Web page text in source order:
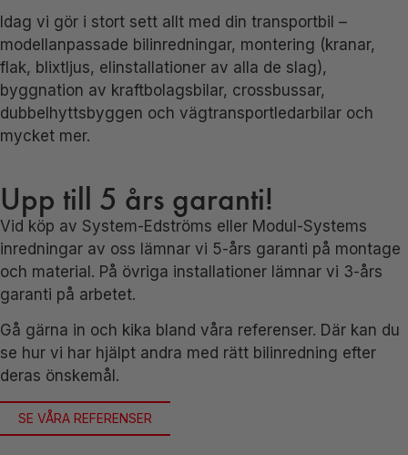
Idag vi gör i stort sett allt med din transportbil –
modellanpassade bilinredningar, montering (kranar,
flak, blixtljus, elinstallationer av alla de slag),
byggnation av kraftbolagsbilar, crossbussar,
dubbelhyttsbyggen och vägtransportledarbilar och
mycket mer.
Upp till 5 års garanti!
Vid köp av System-Edströms eller Modul-Systems
inredningar av oss lämnar vi 5-års garanti på montage
och material. På övriga installationer lämnar vi 3-års
garanti på arbetet.
Gå gärna in och kika bland våra referenser. Där kan du
se hur vi har hjälpt andra med rätt bilinredning efter
deras önskemål.
SE VÅRA REFERENSER